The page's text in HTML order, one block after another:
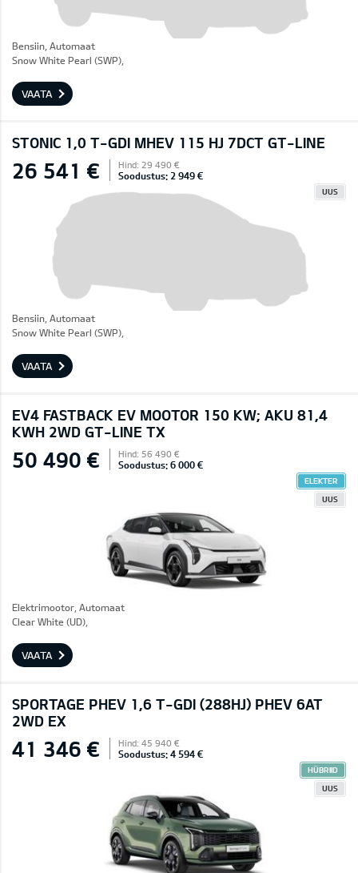
Bensiin, Automaat
Snow White Pearl (SWP),
VAATA
STONIC 1,0 T-GDI MHEV 115 HJ 7DCT GT-LINE
26 541 € Hind: 29 490 €
Soodustus: 2 949 €
UUS
Bensiin, Automaat
Snow White Pearl (SWP),
VAATA
EV4 FASTBACK EV MOOTOR 150 KW; AKU 81,4
KWH 2WD GT-LINE TX
50 490 € Hind: 56 490 €
Soodustus: 6 000 €
ELEKTER
UUS
Elektrimootor, Automaat
Clear White (UD),
VAATA
SPORTAGE PHEV 1,6 T-GDI (288HJ) PHEV 6AT
2WD EX
41 346 € Hind: 45 940 €
Soodustus: 4 594 €
HÜBRIID
UUS